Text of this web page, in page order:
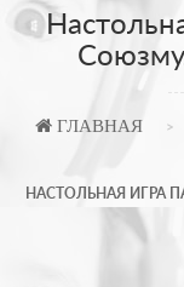
ГЛАВНАЯ
НАСТОЛЬНАЯ ИГРА